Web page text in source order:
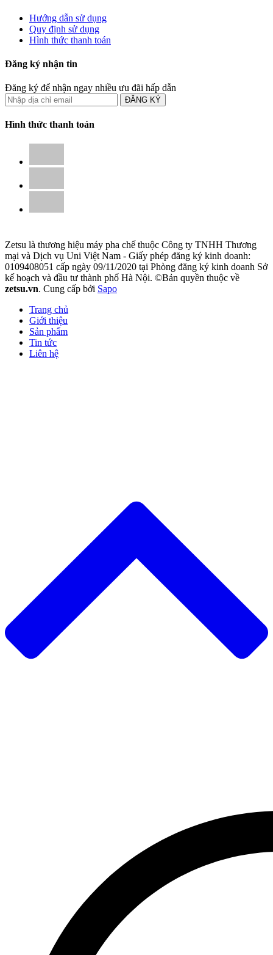
Hướng dẫn sử dụng
Quy định sử dụng
Hình thức thanh toán
Đăng ký nhận tin
Đăng ký để nhận ngay nhiều ưu đãi hấp dẫn
ĐĂNG KÝ
Hình thức thanh toán
Zetsu là thương hiệu máy pha chế thuộc Công ty TNHH Thương
mại và Dịch vụ Uni Việt Nam - Giấy phép đăng ký kinh doanh:
0109408051 cấp ngày 09/11/2020 tại Phòng đăng ký kinh doanh Sở
kế hoạch và đầu tư thành phố Hà Nội. ©Bản quyền thuộc về
zetsu.vn. Cung cấp bởi Sapo
Trang chủ
Giới thiệu
Sản phẩm
Tin tức
Liên hệ